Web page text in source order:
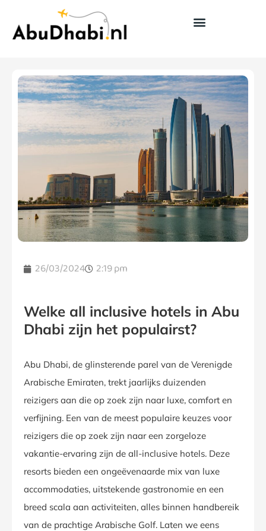
26/03/2024 2:19 pm
Welke all inclusive hotels in Abu
Dhabi zijn het populairst?
Abu Dhabi, de glinsterende parel van de Verenigde
Arabische Emiraten, trekt jaarlijks duizenden
reizigers aan die op zoek zijn naar luxe, comfort en
verfijning. Een van de meest populaire keuzes voor
reizigers die op zoek zijn naar een zorgeloze
vakantie-ervaring zijn de all-inclusive hotels. Deze
resorts bieden een ongeëvenaarde mix van luxe
accommodaties, uitstekende gastronomie en een
breed scala aan activiteiten, alles binnen handbereik
van de prachtige Arabische Golf. Laten we eens